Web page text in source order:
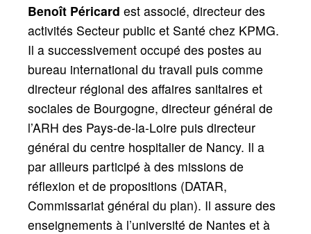
Benoît Péricard est associé, directeur des
activités Secteur public et Santé chez KPMG.
Il a successivement occupé des postes au
bureau international du travail puis comme
directeur régional des affaires sanitaires et
sociales de Bourgogne, directeur général de
l’ARH des Pays-de-la-Loire puis directeur
général du centre hospitalier de Nancy. Il a
par ailleurs participé à des missions de
réflexion et de propositions (DATAR,
Commissariat général du plan). Il assure des
enseignements à l’université de Nantes et à